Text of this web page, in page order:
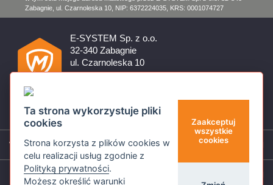
Zabagnie, ul. Czarnoleska 10, NIP: 6372224035, KRS: 0001074727
Firma czynna od poniedziałku do piątku w godzinach 8:00 –
E-SYSTEM Sp. z o.o.
32-340 Zabagnie
ul. Czarnoleska 10
sklep@montersi.pl
Wsparcie
Informacje
Ta strona wykorzystuje pliki
cookies
Strona korzysta z plików cookies w
celu realizacji usług zgodnie z
Polityką prywatności.
Możesz określić warunki
Zaakceptuj
wszystkie
cookies